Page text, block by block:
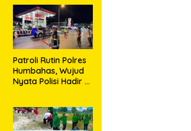
Patroli Rutin Polres
Humbahas, Wujud
Nyata Polisi Hadir di